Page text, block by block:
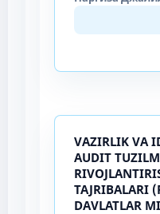
VAZIRLIK VA
AUDIT
TAJRIBALARI
DAVLATLAR